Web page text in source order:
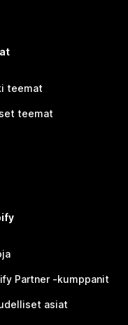
teemat
teemat
Partner ‑kumppanit
asiat